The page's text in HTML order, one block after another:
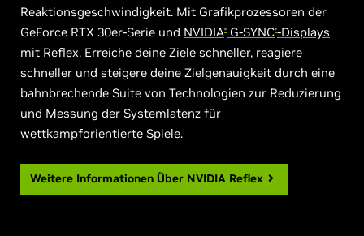
Reaktionsgeschwindigkeit. Mit Grafikprozessoren der
GeForce RTX 30er-Serie und NVIDIA® G-SYNC®-Displays
mit Reflex. Erreiche deine Ziele schneller, reagiere
schneller und steigere deine Zielgenauigkeit durch eine
bahnbrechende Suite von Technologien zur Reduzierung
und Messung der Systemlatenz für
wettkampforientierte Spiele.
Weitere Informationen Über NVIDIA Reflex